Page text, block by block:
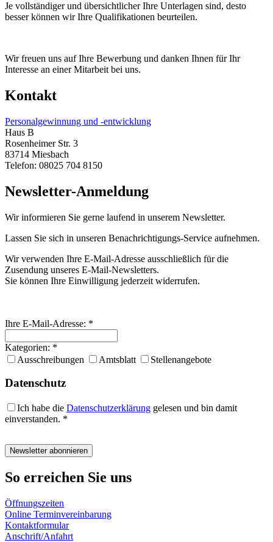
Je vollständiger und übersichtlicher Ihre Unterlagen sind, desto
besser können wir Ihre Qualifikationen beurteilen.
Wir freuen uns auf Ihre Bewerbung und danken Ihnen für Ihr
Interesse an einer Mitarbeit bei uns.
Kontakt
Personalgewinnung und -entwicklung
Haus B
Rosenheimer Str. 3
83714 Miesbach
Telefon: 08025 704 8150
Newsletter-Anmeldung
Wir informieren Sie gerne laufend in unserem Newsletter.
Lassen Sie sich in unseren Benachrichtigungs-Service aufnehmen.
Wir verwenden Ihre E-Mail-Adresse ausschließlich für die
Zusendung unseres E-Mail-Newsletters.
Sie können Ihre Einwilligung jederzeit widerrufen.
Ihre E-Mail-Adresse: *
Kategorien: *
Ausschreibungen
Amtsblatt Stellenangebote
Datenschutz
Ich habe die Datenschutzerklärung gelesen und bin damit
einverstanden. *
Newsletter abonnieren
So erreichen Sie uns
Öffnungszeiten
Online Terminvereinbarung
Kontaktformular
Anschrift/Anfahrt